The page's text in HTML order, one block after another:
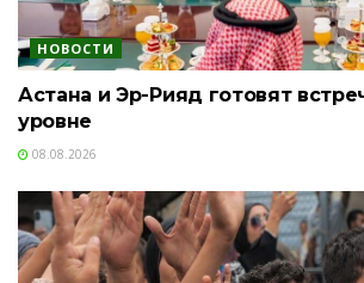
НОВОСТИ
Астана и Эр-Рияд готовят
уровне
08.08.2026